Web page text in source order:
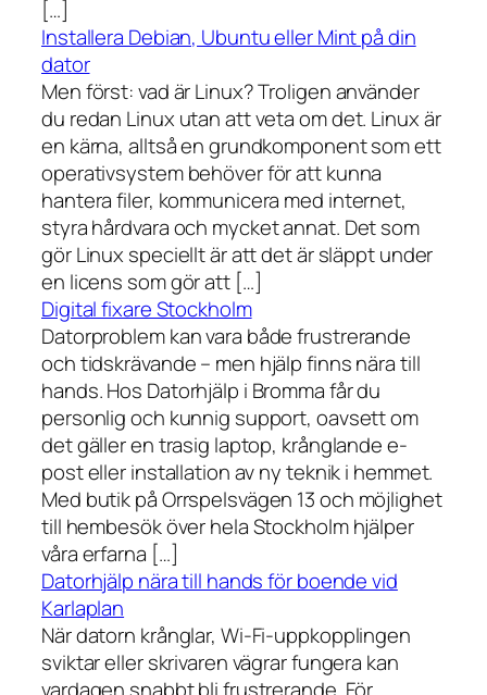
[…]
Installera Debian, Ubuntu eller Mint på din
dator
Men först: vad är Linux? Troligen använder
du redan Linux utan att veta om det. Linux är
en kärna, alltså en grundkomponent som ett
operativsystem behöver för att kunna
hantera filer, kommunicera med internet,
styra hårdvara och mycket annat. Det som
gör Linux speciellt är att det är släppt under
en licens som gör att […]
Digital fixare Stockholm
Datorproblem kan vara både frustrerande
och tidskrävande – men hjälp finns nära till
hands. Hos Datorhjälp i Bromma får du
personlig och kunnig support, oavsett om
det gäller en trasig laptop, krånglande e-
post eller installation av ny teknik i hemmet.
Med butik på Orrspelsvägen 13 och möjlighet
till hembesök över hela Stockholm hjälper
våra erfarna […]
Datorhjälp nära till hands för boende vid
Karlaplan
När datorn krånglar, Wi-Fi-uppkopplingen
sviktar eller skrivaren vägrar fungera kan